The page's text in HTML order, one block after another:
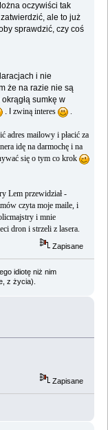
oczywiści tak
ale to już
sprawdzić, czy coś
i nie
że na razie nie są
sumkę w
. I zwiną interes .
adres mailowy i płacić za
idę na darmochę i na
się o tym co krok
Lem przewidział -
czyta moje maile, i
i mnie
dron i strzeli z lasera.
Zapisane
idiotę niż nim
z życia).
Zapisane